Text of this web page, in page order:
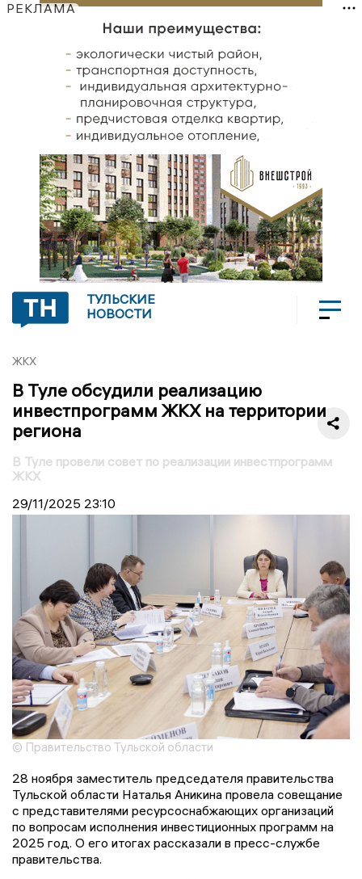
РЕКЛАМА
ТУЛЬСКИЕ
НОВОСТИ
ЖКХ
В Туле обсудили реализацию
инвестпрограмм ЖКХ на территории
региона
В Туле провели совет по реализации инвестпрограмм
ЖКХ
29/11/2025 23:10
© Правительство Тульской области
28 ноября заместитель председателя правительства
Тульской области Наталья Аникина провела совещание
с представителями ресурсоснабжающих организаций
по вопросам исполнения инвестиционных программ на
2025 год. О его итогах рассказали в пресс-службе
правительства.